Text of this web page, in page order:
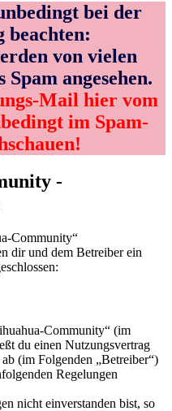
bei der
beachten:
von vielen
angesehen.
Mail hier vom
im Spam-
-
Community“
dir und dem Betreiber ein
Community“ (im
du einen Nutzungsvertrag
(im Folgenden „Betreiber“)
Regelungen
nicht einverstanden bist, so